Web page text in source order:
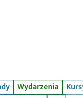
Wydarzenia